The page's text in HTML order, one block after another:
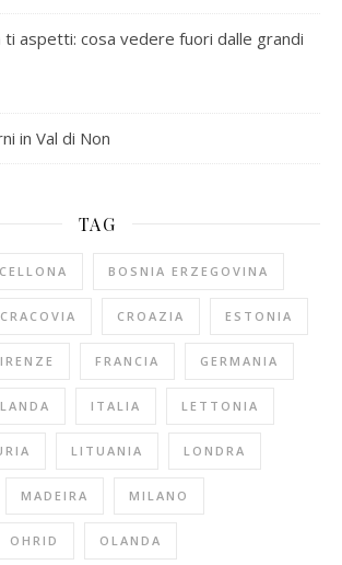
ti aspetti: cosa vedere fuori dalle grandi
in Val di Non
TAG
BOSNIA ERZEGOVINA
CRACOVIA CROAZIA ESTONIA
FRANCIA GERMANIA
ITALIA LETTONIA
LITUANIA LONDRA
MADEIRA MILANO
OHRID OLANDA